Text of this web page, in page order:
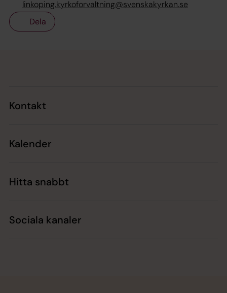
linkoping.kyrkoforvaltning@svenskakyrkan.se
Dela
Kontakt
Kalender
Hitta snabbt
Sociala kanaler